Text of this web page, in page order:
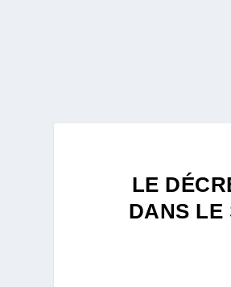
LE
DANS LE